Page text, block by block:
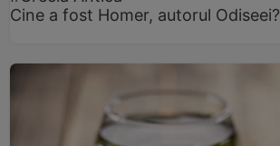
Cine a fost Homer, autorul Odiseei?